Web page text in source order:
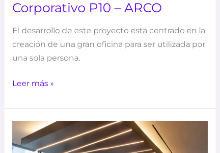
Corporativo P10 – ARCO
El desarrollo de este proyecto está centrado en la
creación de una gran oficina para ser utilizada por
una sola persona.
Leer más »
Serfimex
2.0